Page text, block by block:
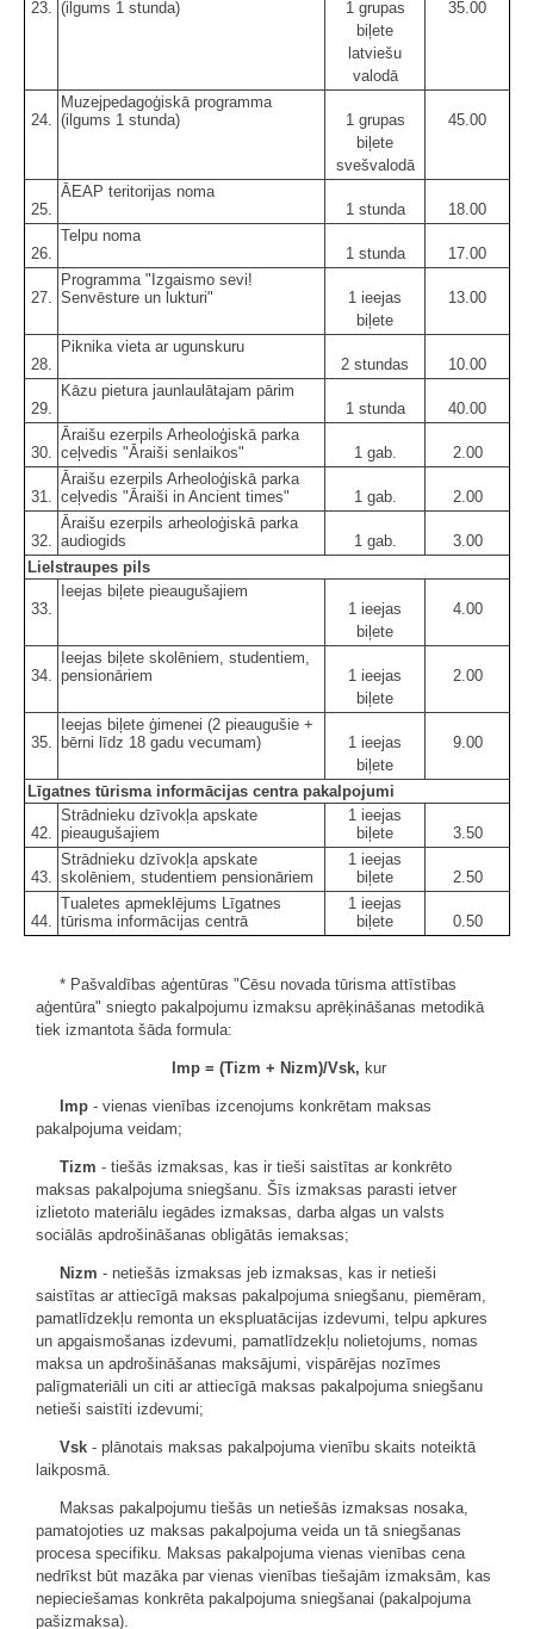
23. (ilgums 1 stunda)
1 grupas
biļete
latviešu
valodā
35.00
24.
Muzejpedagoģiskā programma
(ilgums 1 stunda)
1 grupas
biļete
svešvalodā
45.00
25.
ĀEAP teritorijas noma
1 stunda
18.00
26.
Telpu noma
1 stunda
17.00
27.
Programma "Izgaismo sevi!
Senvēsture un lukturi"
1 ieejas
biļete
13.00
28.
Piknika vieta ar ugunskuru
2 stundas
10.00
29.
Kāzu pietura jaunlaulātajam pārim
1 stunda
40.00
30.
Āraišu ezerpils Arheoloģiskā parka
ceļvedis "Āraiši senlaikos"
1 gab. 2.00
31.
Āraišu ezerpils Arheoloģiskā parka
ceļvedis "Āraiši in Ancient times"
1 gab. 2.00
32.
Āraišu ezerpils arheoloģiskā parka
audiogids
1 gab.
3.00
Lielstraupes pils
33.
Ieejas biļete pieaugušajiem
1 ieejas
biļete
4.00
34.
Ieejas biļete skolēniem, studentiem,
pensionāriem
1 ieejas
biļete
2.00
35.
Ieejas biļete ģimenei (2 pieaugušie +
bērni līdz 18 gadu vecumam)
1 ieejas
biļete
9.00
Līgatnes tūrisma informācijas centra pakalpojumi
42.
Strādnieku dzīvokļa apskate
pieaugušajiem
1 ieejas
biļete
3.50
43.
Strādnieku dzīvokļa apskate
skolēniem, studentiem pensionāriem
1 ieejas
biļete
2.50
44.
Tualetes apmeklējums Līgatnes
tūrisma informācijas centrā
1 ieejas
biļete
0.50
* Pašvaldības aģentūras "Cēsu novada tūrisma attīstības
aģentūra" sniegto pakalpojumu izmaksu aprēķināšanas metodikā
tiek izmantota šāda formula:
Imp = (Tizm + Nizm)/Vsk, kur
Imp - vienas vienības izcenojums konkrētam maksas
pakalpojuma veidam;
Tizm - tiešās izmaksas, kas ir tieši saistītas ar konkrēto
maksas pakalpojuma sniegšanu. Šīs izmaksas parasti ietver
izlietoto materiālu iegādes izmaksas, darba algas un valsts
sociālās apdrošināšanas obligātās iemaksas;
Nizm - netiešās izmaksas jeb izmaksas, kas ir netieši
saistītas ar attiecīgā maksas pakalpojuma sniegšanu, piemēram,
pamatlīdzekļu remonta un ekspluatācijas izdevumi, telpu apkures
un apgaismošanas izdevumi, pamatlīdzekļu nolietojums, nomas
maksa un apdrošināšanas maksājumi, vispārējas nozīmes
palīgmateriāli un citi ar attiecīgā maksas pakalpojuma sniegšanu
netieši saistīti izdevumi;
Vsk - plānotais maksas pakalpojuma vienību skaits noteiktā
laikposmā.
Maksas pakalpojumu tiešās un netiešās izmaksas nosaka,
pamatojoties uz maksas pakalpojuma veida un tā sniegšanas
procesa specifiku. Maksas pakalpojuma vienas vienības cena
nedrīkst būt mazāka par vienas vienības tiešajām izmaksām, kas
nepieciešamas konkrēta pakalpojuma sniegšanai (pakalpojuma
pašizmaksa).